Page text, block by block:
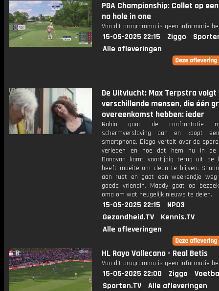
PGA Championship: Collet op
na hole in one
Van dit programma is geen informatie
15-05-2025 22:15 Ziggo
Alle afleveringen
De Uitvlucht: Max Terpstra
verschillende mensen, die één
overeenkomst hebben: ieder
Robin gaat de confrontatie
schermverslaving aan en koopt
smartphone. Diego vertelt over de
verleden en hoe dat hem nu in
Donovan komt voortijdig terug uit de
heeft moeite om clean te blijven.
aan rust en gaat een weekendje
goede vriendin. Maddy gaat op
oma om wat heugelijk nieuws te delen.
15-05-2025 22:15
NPO3
Gezondheid.TV
Kennis.TV
Alle afleveringen
HL Rayo Vallecano - Real Betis
Van dit programma is geen informatie
15-05-2025 22:00 Ziggo
Sporten.TV
Alle afleveringen